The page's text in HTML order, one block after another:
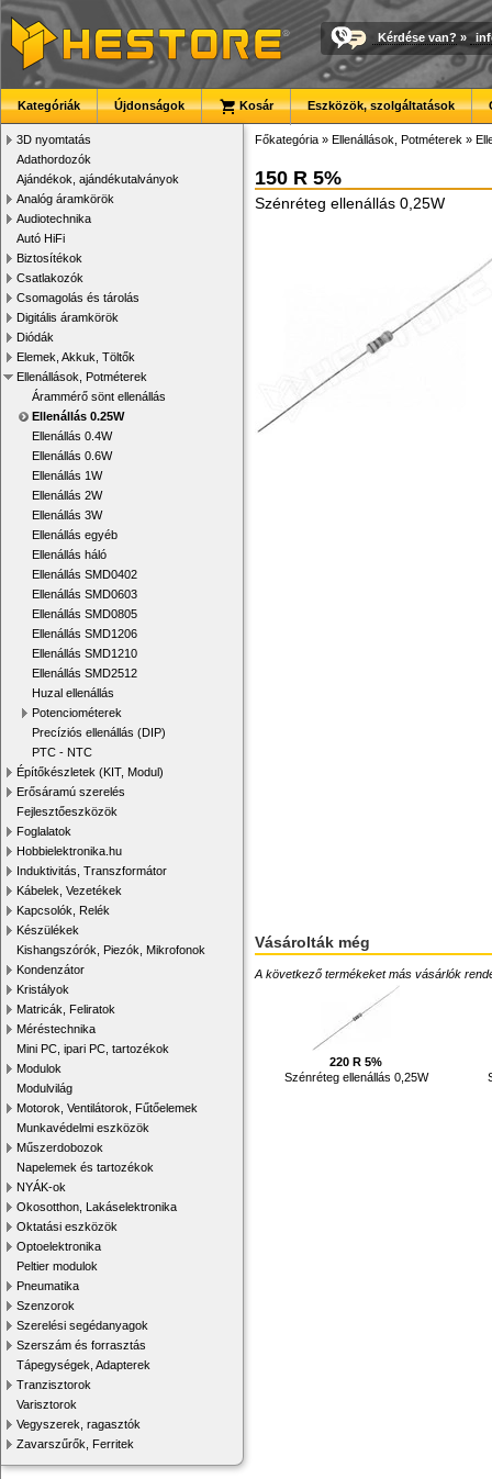
Kérdése van? »
Kategóriák Újdonságok Kosár Eszközök, szolgáltatások
3D nyomtatás
Adathordozók
Ajándékok, ajándékutalványok
Analóg áramkörök
Audiotechnika
Autó HiFi
Biztosítékok
Csatlakozók
Csomagolás és tárolás
Digitális áramkörök
Diódák
Elemek, Akkuk, Töltők
Ellenállások, Potméterek
Árammérő sönt ellenállás
Ellenállás 0.25W
Ellenállás 0.4W
Ellenállás 0.6W
Ellenállás 1W
Ellenállás 2W
Ellenállás 3W
Ellenállás egyéb
Ellenállás háló
Ellenállás SMD0402
Ellenállás SMD0603
Ellenállás SMD0805
Ellenállás SMD1206
Ellenállás SMD1210
Ellenállás SMD2512
Huzal ellenállás
Potenciométerek
Precíziós ellenállás (DIP)
PTC - NTC
Építőkészletek (KIT, Modul)
Erősáramú szerelés
Fejlesztőeszközök
Foglalatok
Hobbielektronika.hu
Induktivitás, Transzformátor
Kábelek, Vezetékek
Kapcsolók, Relék
Készülékek
Kishangszórók, Piezók, Mikrofonok
Kondenzátor
Kristályok
Matricák, Feliratok
Méréstechnika
Mini PC, ipari PC, tartozékok
Modulok
Modulvilág
Motorok, Ventilátorok, Fűtőelemek
Munkavédelmi eszközök
Műszerdobozok
Napelemek és tartozékok
NYÁK-ok
Okosotthon, Lakáselektronika
Oktatási eszközök
Optoelektronika
Peltier modulok
Pneumatika
Szenzorok
Szerelési segédanyagok
Szerszám és forrasztás
Tápegységek, Adapterek
Tranzisztorok
Varisztorok
Vegyszerek, ragasztók
Zavarszűrők, Ferritek
Főkategória » Ellenállások, Potméterek »
150 R 5%
Szénréteg ellenállás 0,25W
Vásárolták még
A következő termékeket más vásárlók
220 R 5%
Szénréteg ellenállás 0,25W